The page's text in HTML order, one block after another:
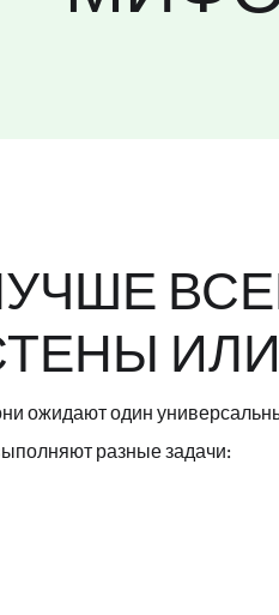
ожидают один
разные задачи: